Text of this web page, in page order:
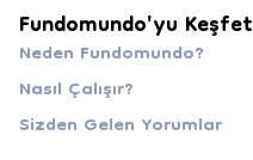
Fundomundo'yu Keşfet
Neden Fundomundo?
Nasıl Çalışır?
Sizden Gelen Yorumlar